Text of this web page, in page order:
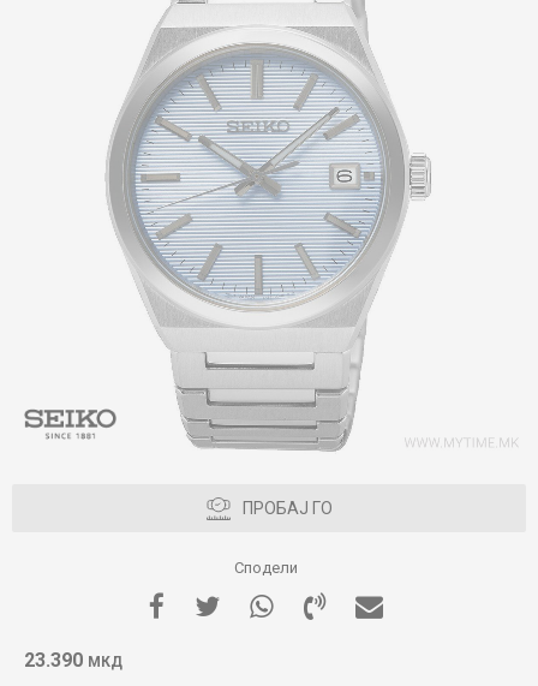
ПРОБАЈ ГО
Сподели
23.390 МКД